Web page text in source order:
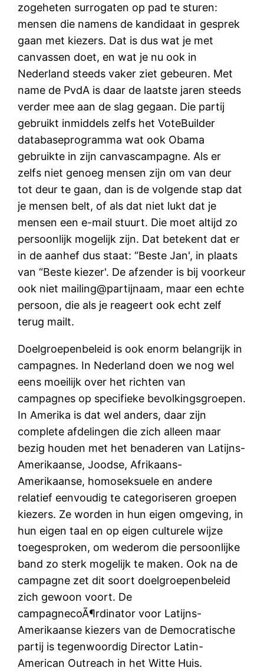
zogeheten surrogaten op pad te sturen:
mensen die namens de kandidaat in gesprek
gaan met kiezers. Dat is dus wat je met
canvassen doet, en wat je nu ook in
Nederland steeds vaker ziet gebeuren. Met
name de PvdA is daar de laatste jaren steeds
verder mee aan de slag gegaan. Die partij
gebruikt inmiddels zelfs het VoteBuilder
databaseprogramma wat ook Obama
gebruikte in zijn canvascampagne. Als er
zelfs niet genoeg mensen zijn om van deur
tot deur te gaan, dan is de volgende stap dat
je mensen belt, of als dat niet lukt dat je
mensen een e-mail stuurt. Die moet altijd zo
persoonlijk mogelijk zijn. Dat betekent dat er
in de aanhef dus staat: “Beste Jan', in plaats
van “Beste kiezer'. De afzender is bij voorkeur
ook niet mailing@partijnaam, maar een echte
persoon, die als je reageert ook echt zelf
terug mailt.
Doelgroepenbeleid is ook enorm belangrijk in
campagnes. In Nederland doen we nog wel
eens moeilijk over het richten van
campagnes op specifieke bevolkingsgroepen.
In Amerika is dat wel anders, daar zijn
complete afdelingen die zich alleen maar
bezig houden met het benaderen van Latijns-
Amerikaanse, Joodse, Afrikaans-
Amerikaanse, homoseksuele en andere
relatief eenvoudig te categoriseren groepen
kiezers. Ze worden in hun eigen omgeving, in
hun eigen taal en op eigen culturele wijze
toegesproken, om wederom die persoonlijke
band zo sterk mogelijk te maken. Ook na de
campagne zet dit soort doelgroepenbeleid
zich gewoon voort. De
campagnecoÃ¶rdinator voor Latijns-
Amerikaanse kiezers van de Democratische
partij is tegenwoordig Director Latin-
American Outreach in het Witte Huis.